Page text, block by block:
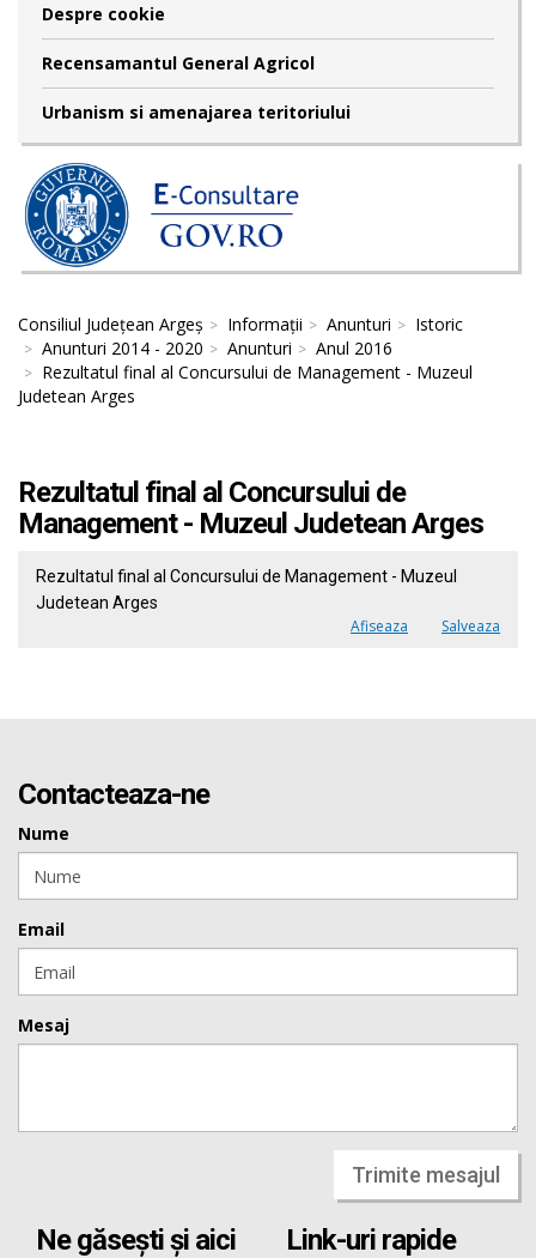
Despre cookie
Recensamantul General Agricol
Urbanism si amenajarea teritoriului
Consiliul Județean Argeș Informații Anunturi
Istoric
Anunturi 2014 - 2020
Anunturi
Anul 2016
Rezultatul final al Concursului de Management - Muzeul
Judetean Arges
Rezultatul final al Concursului de
Management - Muzeul Judetean Arges
Rezultatul final al Concursului de Management - Muzeul
Judetean Arges
Afiseaza Salveaza
Contacteaza-ne
Nume
Email
Mesaj
Trimite mesajul
Ne găsești și aici Link-uri rapide